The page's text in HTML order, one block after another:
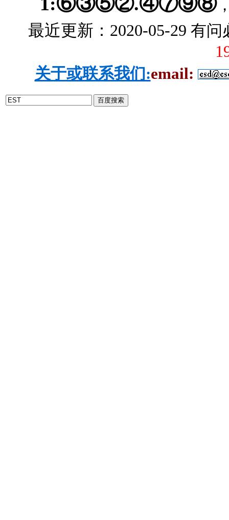
最近更新：2020-05-29 有问
关于或联系我们:email: